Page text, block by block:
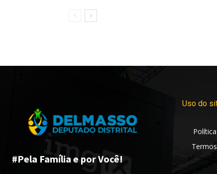
#Pela Família e por Você!
Uso do